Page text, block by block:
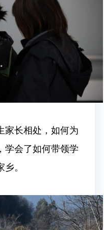
家长相处，如何为
学会了如何带领学
。